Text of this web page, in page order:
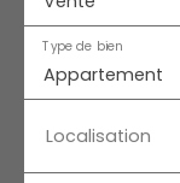
Appartement
Type de bien
Localisation